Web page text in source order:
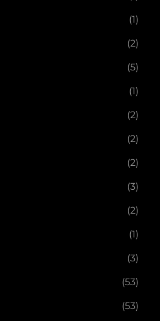
(1)
(2)
(5)
(1)
(2)
(2)
(2)
(3)
(2)
(1)
(3)
(53)
(53)